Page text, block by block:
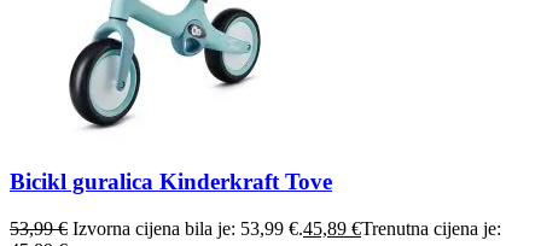
Bicikl guralica Kinderkraft Tove
53,99€ Izvorna cijena bila je: 53,99 €.45,89 €Trenutna cijena je: